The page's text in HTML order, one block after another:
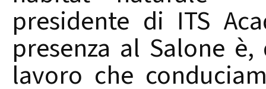
presidente di ITS
presenza al Salone
lavoro che